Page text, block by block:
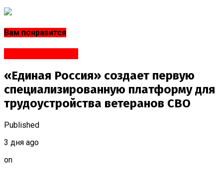
Вам понравится
«Единая Россия» создает первую
специализированную платформу для
трудоустройства ветеранов СВО
Published
3 дня ago
on